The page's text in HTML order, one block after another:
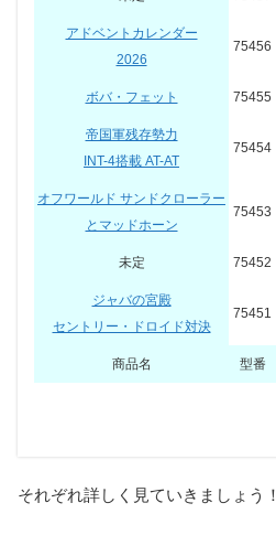
アドベントカレンダー
2026
75456
ボバ・フェット 75455
帝国軍残存勢力
INT-4搭載 AT-AT
75454
オフワールド サンドクローラー
とマッドホーン
75453
未定 75452
ジャバの宮殿
セントリー・ドロイド対決
75451
商品名 型番
それぞれ詳しく見ていきましょう！